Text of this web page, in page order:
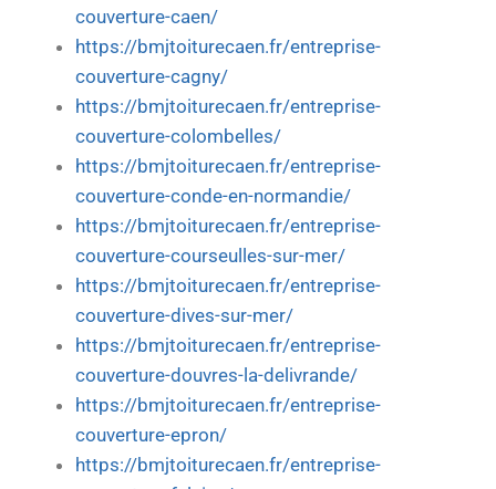
couverture-caen/
https://bmjtoiturecaen.fr/entreprise-
couverture-cagny/
https://bmjtoiturecaen.fr/entreprise-
couverture-colombelles/
https://bmjtoiturecaen.fr/entreprise-
couverture-conde-en-normandie/
https://bmjtoiturecaen.fr/entreprise-
couverture-courseulles-sur-mer/
https://bmjtoiturecaen.fr/entreprise-
couverture-dives-sur-mer/
https://bmjtoiturecaen.fr/entreprise-
couverture-douvres-la-delivrande/
https://bmjtoiturecaen.fr/entreprise-
couverture-epron/
https://bmjtoiturecaen.fr/entreprise-